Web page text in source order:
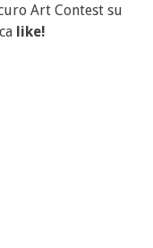
Art Contest su
like!